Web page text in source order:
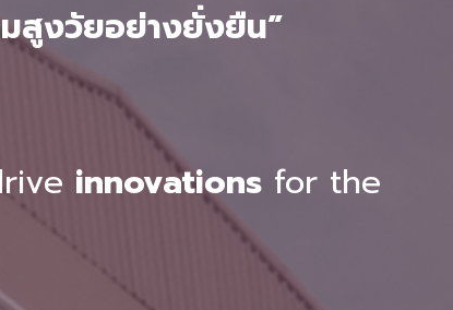
สูงวัยอย่างยั่งยืน”
innovations for the